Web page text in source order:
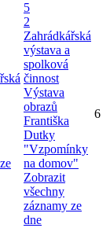
5
2
Zahrádkářská
výstava a
spolková
činnost
Výstava
obrazů
Františka
Dutky
"Vzpomínky
na domov"
Zobrazit
všechny
záznamy ze
dne
6